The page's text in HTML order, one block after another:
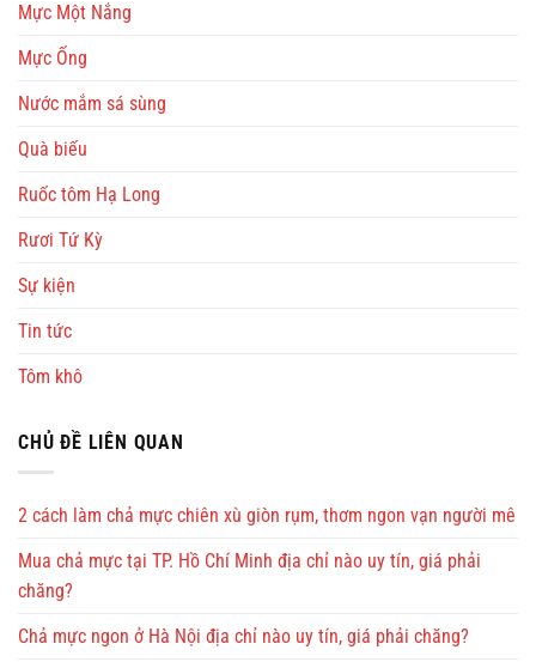
Mực Một Nắng
Mực Ống
Nước mắm sá sùng
Quà biếu
Ruốc tôm Hạ Long
Rươi Tứ Kỳ
Sự kiện
Tin tức
Tôm khô
CHỦ ĐỀ LIÊN QUAN
2 cách làm chả mực chiên xù giòn rụm, thơm ngon vạn người mê
Mua chả mực tại TP. Hồ Chí Minh địa chỉ nào uy tín, giá phải
chăng?
Chả mực ngon ở Hà Nội địa chỉ nào uy tín, giá phải chăng?